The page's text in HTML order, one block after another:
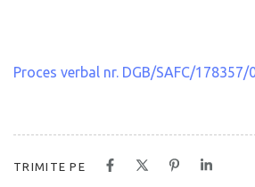
Proces verbal nr. DGB/SAFC/178357/
TRIMITE PE